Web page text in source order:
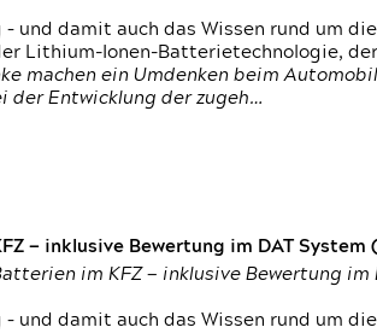
und damit auch das Wissen rund um
Lithium-Ionen-Batterietechnologie,
machen ein Umdenken beim
der Entwicklung der zugeh…
— inklusive Bewertung im DAT System
im KFZ — inklusive Bewertung im
und damit auch das Wissen rund um